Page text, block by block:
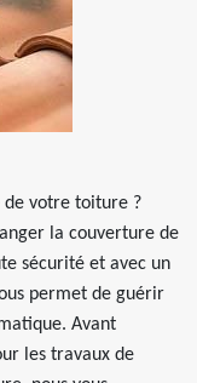
de votre toiture ?
la couverture de
sécurité et avec un
permet de guérir
Avant
les travaux de